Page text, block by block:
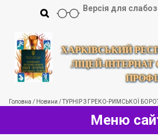
ХАРКІВСЬКИЙ
ЛІЦЕЙ-
Версія для
Головна / Новини /ТУРНІР З ГРЕКО-РИМСЬКОЇ
Меню